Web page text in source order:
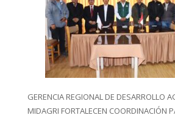
GERENCIA REGIONAL DE DESARROLLO
MIDAGRI FORTALECEN COORDINACIÓN